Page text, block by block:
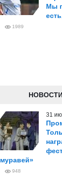
Мы
1989
31
муравей»
948